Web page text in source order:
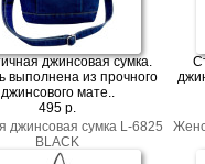
джинсовая сумка.
выполнена из прочного
джинсового мате..
495 p.
джинсовая сумка L-6825
BLACK